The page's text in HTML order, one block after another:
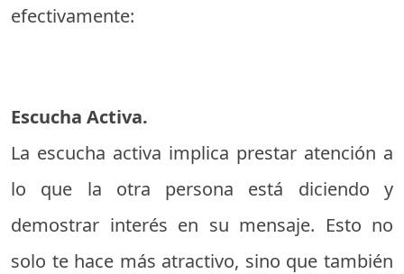
efectivamente:
Escucha Activa.
La escucha activa implica prestar atención a
lo que la otra persona está diciendo y
demostrar interés en su mensaje. Esto no
solo te hace más atractivo, sino que también